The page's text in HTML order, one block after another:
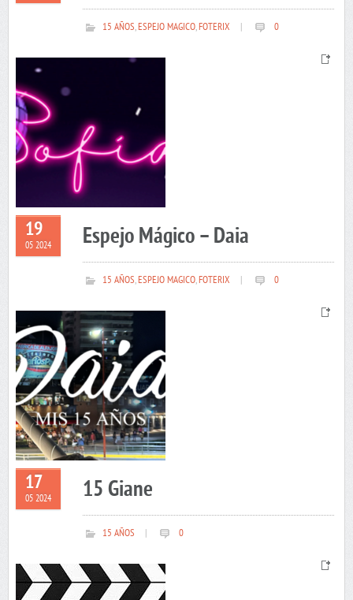
15 AÑOS,ESPEJO MAGICO,FOTERIX 0
19
05 2024 Espejo Mágico – Daia
15 AÑOS,ESPEJO MAGICO,FOTERIX 0
17
05 2024 15 Giane
15 AÑOS 0